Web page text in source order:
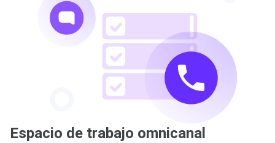
Espacio de trabajo omnicanal